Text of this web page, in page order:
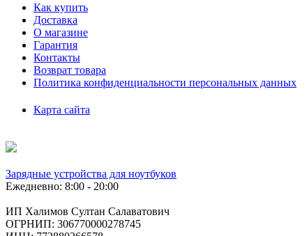
Как купить
Доставка
О магазине
Гарантия
Контакты
Возврат товара
Политика конфиденциальности персональных данных
Карта сайта
Зарядные устройства для ноутбуков
Ежедневно: 8:00 - 20:00
ИП Халимов Султан Салаватович
ОГРНИП: 306770000278745